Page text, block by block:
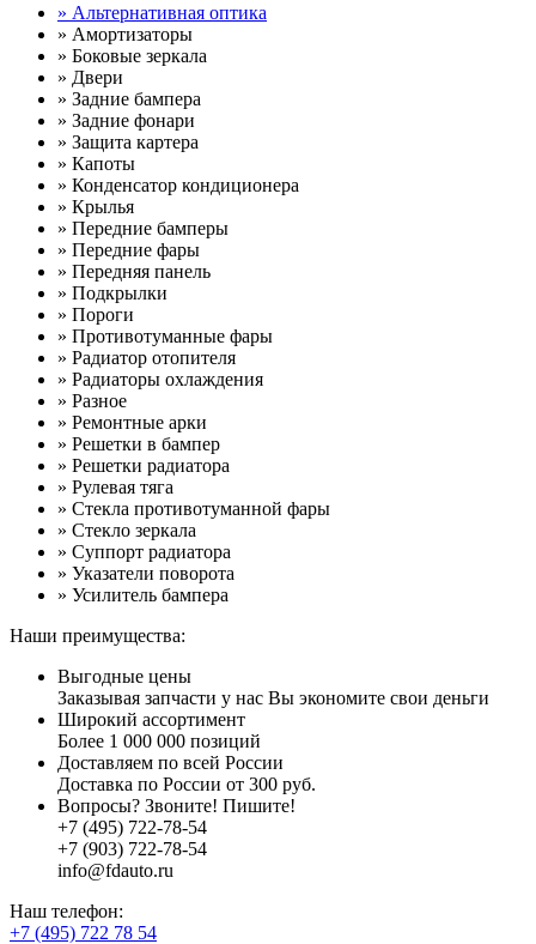
» Альтернативная оптика
» Амортизаторы
» Боковые зеркала
» Двери
» Задние бампера
» Задние фонари
» Защита картера
» Капоты
» Конденсатор кондиционера
» Крылья
» Передние бамперы
» Передние фары
» Передняя панель
» Подкрылки
» Пороги
» Противотуманные фары
» Радиатор отопителя
» Радиаторы охлаждения
» Разное
» Ремонтные арки
» Решетки в бампер
» Решетки радиатора
» Рулевая тяга
» Стекла противотуманной фары
» Стекло зеркала
» Суппорт радиатора
» Указатели поворота
» Усилитель бампера
Наши преимущества:
Выгодные цены
Заказывая запчасти у нас Вы экономите свои деньги
Широкий ассортимент
Более 1 000 000 позиций
Доставляем по всей России
Доставка по России от 300 руб.
Вопросы? Звоните! Пишите!
+7 (495) 722-78-54
+7 (903) 722-78-54
info@fdauto.ru
Наш телефон:
+7 (495) 722 78 54